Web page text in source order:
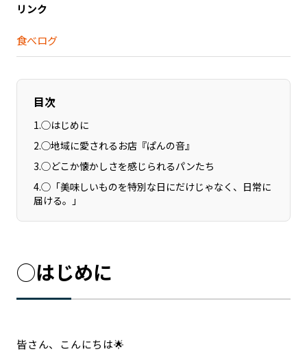
リンク
食べログ
目次
1.◯はじめに
2.◯地域に愛されるお店『ぱんの音』
3.◯どこか懐かしさを感じられるパンたち
4.◯「美味しいものを特別な日にだけじゃなく、日常に
届ける。」
◯はじめに
皆さん、こんにちは🌟